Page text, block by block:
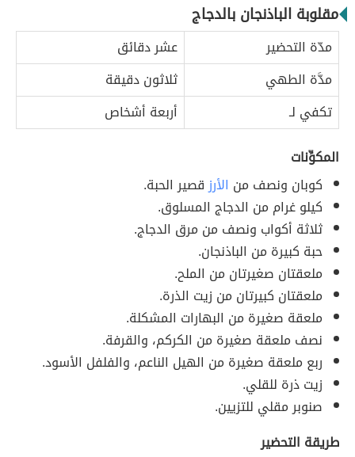
مقلوبة الباذنجان بالدجاج
مدّة التحضير
عشر دقائق
مدَّة الطهي
ثلاثون دقيقة
تكفي لـ
أربعة أشخاص
المكوِّنات
كوبان ونصف من الأرزقصير الحبة.
كيلو غرام من الدجاج المسلوق.
ثلاثة أكواب ونصف من مرق الدجاج.
حبة كبيرة من الباذنجان.
ملعقتان صغيرتان من الملح.
ملعقتان كبيرتان من زيت الذرة.
ملعقة صغيرة من البهارات المشكلة.
نصف ملعقة صغيرة من الكركم، والقرفة.
ربع ملعقة صغيرة من الهيل الناعم، والفلفل الأسود.
زيت ذرة للقلي.
صنوبر مقلي للتزيين.
طريقة التحضير